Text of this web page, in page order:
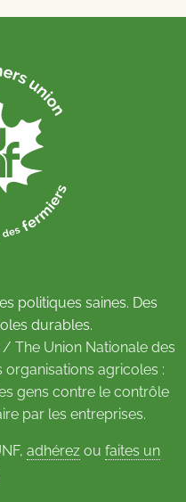
politiques saines. Des
durables.
/ The Union Nationale des
organisations agricoles :
gens contre le contrôle
par les entreprises.
adhérezou faites un